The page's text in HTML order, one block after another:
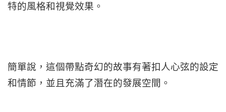
特的風格和視覺效果。
簡單說，這個帶點奇幻的故事有著扣人心弦的設定
和情節，並且充滿了潛在的發展空間。